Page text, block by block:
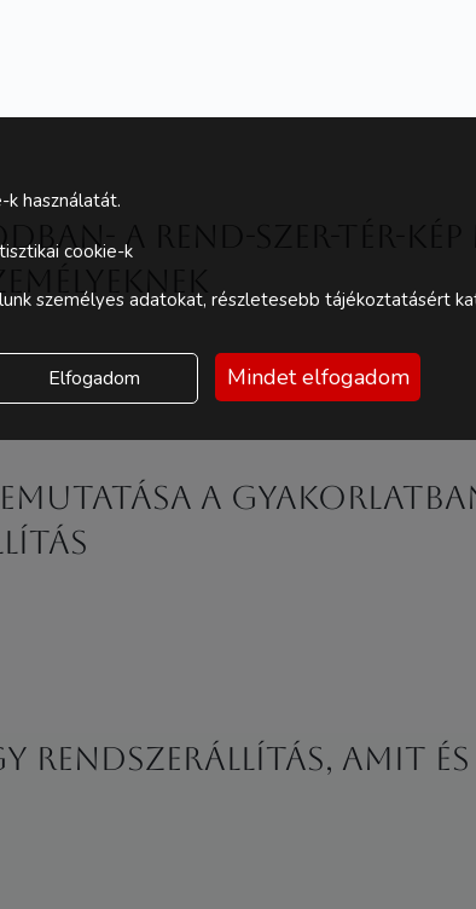
A Rend-Szer-Tér-
bemutatása a
rendszerállítás, amit és
használatát.
cookie-k
személyes adatokat, részletesebb tájékoztatásért
Elfogadom Mindet elfogadom